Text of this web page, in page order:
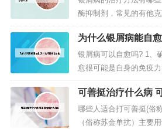
酶抑制剂，常见的有他
外，一些水杨酸软膏、
的作用。轻症病人以局
素，如慢性扁桃腺炎、
者，可给予抗组胺类药
病的治疗，如有扁桃腺
为什么银屑病能自
银屑病可以自愈吗? 1、
愈很可能是自身的免疫
素的改变。2、银屑病是
通常是由免疫系统异常
全治愈，但在某些情况
暂时消退，这被称为自
可善挺治疗什么病
哪些人适合打可善挺(俗
（俗称苏金单抗）主要